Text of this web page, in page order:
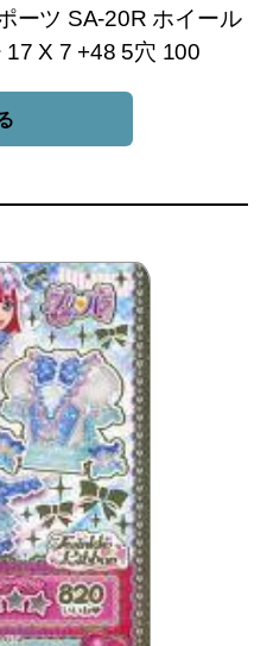
ーツ SA-20R ホイール
X 7 +48 5穴 100